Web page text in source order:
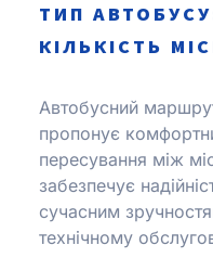
ТИП АВТОБУСУ:
КІЛЬКІСТЬ
Автобусний
пропонує
пересування між
забезпечує
сучасним
технічному